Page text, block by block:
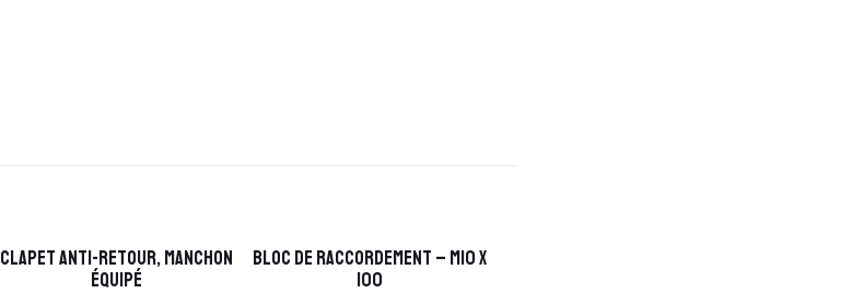
Clapet anti-retour, manchon
équipé
Bloc de raccordement – M10 x
100